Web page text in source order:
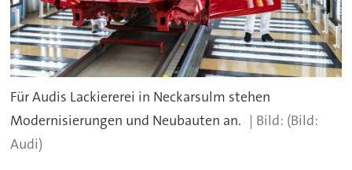
Für Audis Lackiererei in Neckarsulm stehen
Modernisierungen und Neubauten an.
(Bild:
Audi)